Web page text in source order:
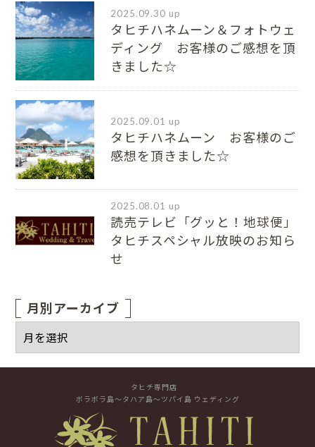
2025.09.30 up
タヒチハネムーン＆フォトウェ
ディング お客様のご感想を頂
きました☆
2025.09.01 up
タヒチハネムーン お客様のご
感想を頂きました☆
2025.08.01 up
読売テレビ「グッと！地球便」
タヒチスペシャル放映のお知ら
せ
月別アーカイブ
タヒチ専門店
ボラボラ島～タハア島～ツパイ島 ウェディング